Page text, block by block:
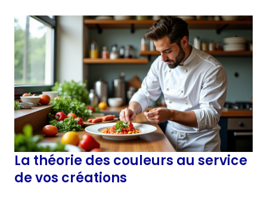
La théorie des couleurs au service
de vos créations